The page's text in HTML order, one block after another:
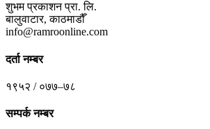
शुभम प्रकाशन प्रा. लि.
बालुवाटार, काठमाडौँ
info@ramroonline.com
दर्ता नम्बर
१९५२ / ०७७–७८
सम्पर्क नम्बर